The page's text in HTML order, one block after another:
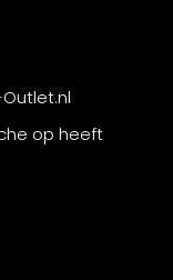
op heeft